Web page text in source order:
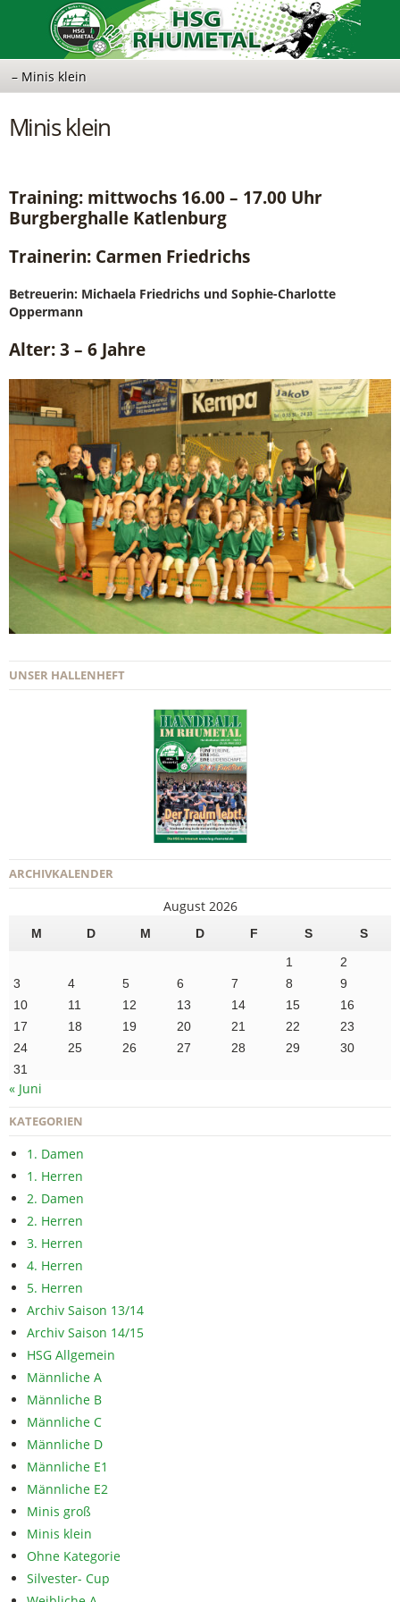
Minis klein
Training: mittwochs 16.00 – 17.00 Uhr
Burgberghalle Katlenburg
Trainerin: Carmen Friedrichs
Betreuerin: Michaela Friedrichs und Sophie-Charlotte
Oppermann
Alter: 3 – 6 Jahre
UNSER HALLENHEFT
ARCHIVKALENDER
August 2026
M D M D F S
S
1
2
3
4 5 6 7 8
9
10
11 12 13 14 15
16
17
18 19 20 21 22
23
24
25 26 27 28 29
30
31
« Juni
KATEGORIEN
1. Damen
1. Herren
2. Damen
2. Herren
3. Herren
4. Herren
5. Herren
Archiv Saison 13/14
Archiv Saison 14/15
HSG Allgemein
Männliche A
Männliche B
Männliche C
Männliche D
Männliche E1
Männliche E2
Minis groß
Minis klein
Ohne Kategorie
Silvester- Cup